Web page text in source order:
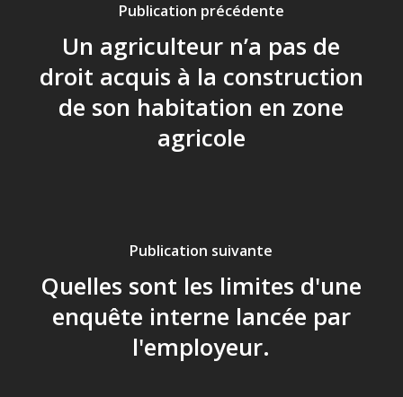
Publication précédente
Un agriculteur n’a pas de
droit acquis à la construction
de son habitation en zone
agricole
Publication suivante
Quelles sont les limites d'une
enquête interne lancée par
l'employeur.